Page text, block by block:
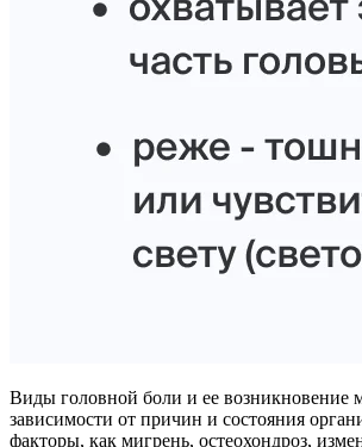
Виды головной боли и ее возникновение
зависимости от причин и состояния
факторы, как мигрень, остеохондроз,